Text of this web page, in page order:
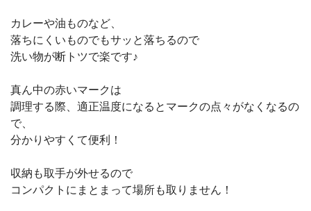
カレーや油ものなど、
落ちにくいものでもサッと落ちるので
洗い物が断トツで楽です♪
真ん中の赤いマークは
調理する際、適正温度になるとマークの点々がなくなるの
で、
分かりやすくて便利！
収納も取手が外せるので
コンパクトにまとまって場所も取りません！